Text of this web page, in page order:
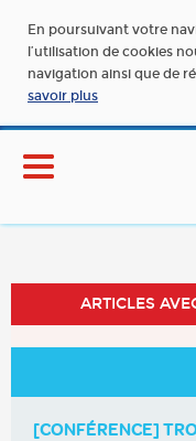
En poursuivant votre
l’utilisation de cookies
navigation ainsi que de
savoir plus
ARTICLES
[CONFÉRENCE]